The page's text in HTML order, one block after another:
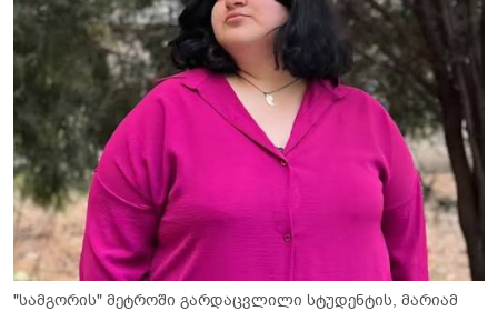
"სამგორის" მეტროში გარდაცვლილი სტუდენტის, მარიამ